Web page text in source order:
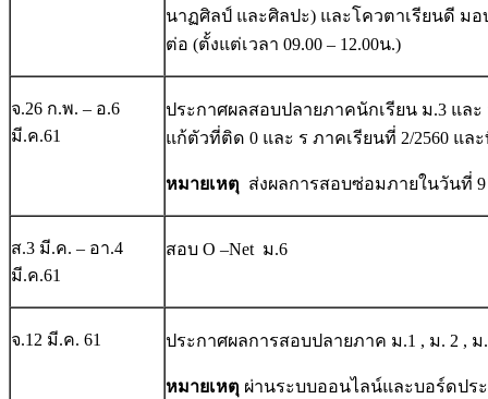
นาฏศิลป์ และศิลปะ) และโควตาเรียนดี มอ
ต่อ (ตั้งแต่เวลา 09.00 – 12.00น.)
จ.26 ก.พ. – อ.6
มี.ค.61
ประกาศผลสอบปลายภาคนักเรียน ม.3 และ
แก้ตัวที่ติด 0 และ ร ภาคเรียนที่ 2/2560 แล
หมายเหตุ ส่งผลการสอบซ่อมภายในวันที่
ส.3 มี.ค. – อา.4
มี.ค.61
สอบ O –Net ม.6
จ.12 มี.ค. 61 ประกาศผลการสอบปลายภาค ม.1 , ม. 2 , ม
หมายเหตุ ผ่านระบบออนไลน์และบอร์ดปร